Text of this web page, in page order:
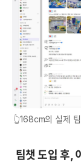
👆168cm의 실제
팀챗 도입 후,